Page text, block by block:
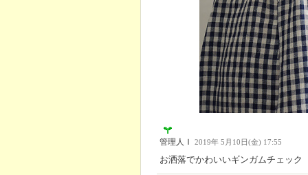
管理人Ｉ 2019年 5月10日(金) 17:55
お洒落でかわいいギンガムチェック